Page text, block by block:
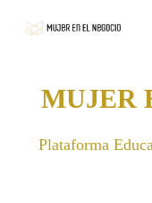
MUJER
Plataforma